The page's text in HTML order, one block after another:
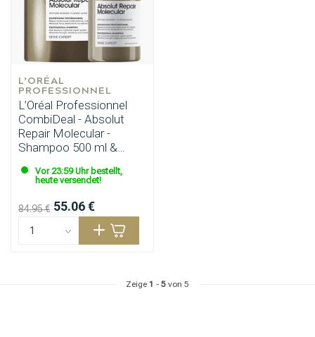
L’ORÉAL
PROFESSIONNEL
L’Oréal Professionnel
CombiDeal - Absolut
Repair Molecular -
Shampoo 500 ml &
Vor 23:59 Uhr bestellt,
heute versendet!
84.95 € 55.06 €
Zeige 1 - 5 von 5